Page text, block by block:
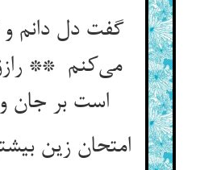
گفت دل دانم و
می‌کنم ** رازق
امتحان زین